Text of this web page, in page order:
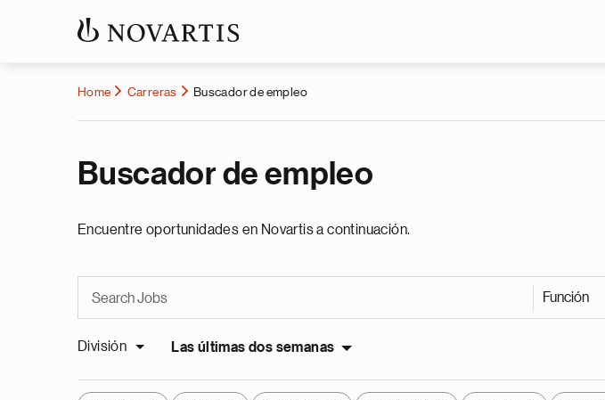
Home Carreras Buscador de empleo
Buscador de empleo
Encuentre oportunidades en Novartis a continuación.
Función
División Las últimas dos semanas